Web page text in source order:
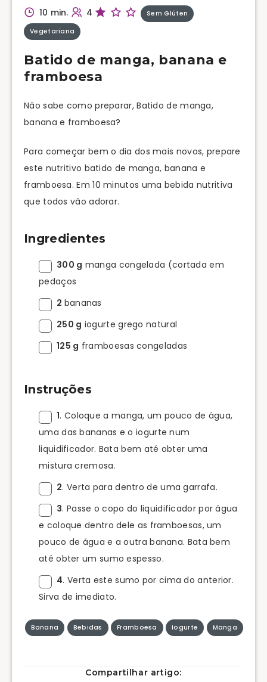
10 min. 4 Sem Glúten
Vegetariana
Batido de manga, banana e
framboesa
Não sabe como preparar, Batido de manga,
banana e framboesa?
Para começar bem o dia dos mais novos, prepare
este nutritivo batido de manga, banana e
framboesa. Em 10 minutos uma bebida nutritiva
que todos vão adorar.
Ingredientes
300 g manga congelada (cortada em
pedaços
2 bananas
250 g iogurte grego natural
125 g framboesas congeladas
Instruções
1. Coloque a manga, um pouco de água,
uma das bananas e o iogurte num
liquidificador. Bata bem até obter uma
mistura cremosa.
2. Verta para dentro de uma garrafa.
3. Passe o copo do liquidificador por água
e coloque dentro dele as framboesas, um
pouco de água e a outra banana. Bata bem
até obter um sumo espesso.
4. Verta este sumo por cima do anterior.
Sirva de imediato.
Banana Bebidas Framboesa Iogurte Manga
Compartilhar artigo: